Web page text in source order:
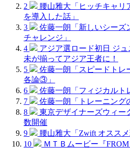
2
腰山雅大「ヒッチキャリ
を導入した話」
3
佐藤一朗「新しいシーズ
チャレンジ」
4
アジア選ロード初日 ジ
未が揃ってアジア王者に！
5
佐藤一朗「スピードトレ
各論③」
6
佐藤一朗「フィジカルト
7
佐藤一朗「トレーニング
8
東京デザイナーズウィー
数開催
9
腰山雅大「Zwift オススメ
10
ＭＴＢムービー『